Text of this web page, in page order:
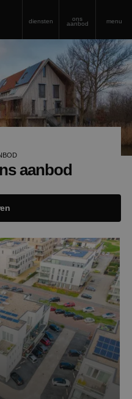
diensten ons
aanbod menu
aanbod